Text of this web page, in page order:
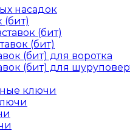
насадок
(бит)
(бит)
(бит)
(бит) для воротка
(бит) для
ключи